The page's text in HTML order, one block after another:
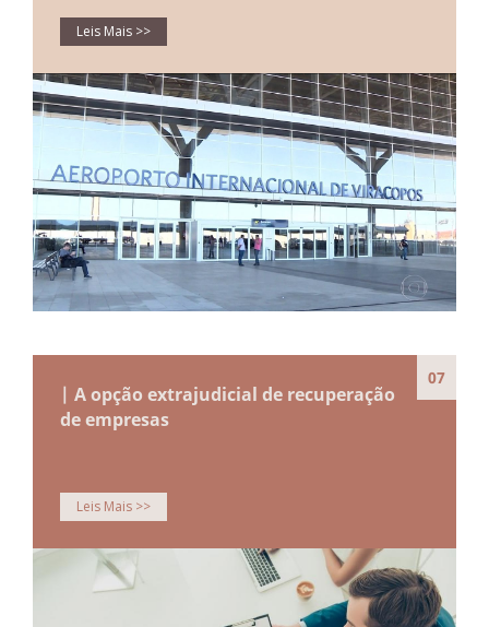
Leis Mais >>
07
| A opção extrajudicial de recuperação
de empresas
Leis Mais >>